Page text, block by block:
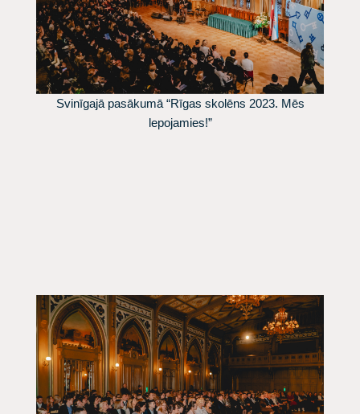
Svinīgajā pasākumā “Rīgas skolēns 2023. Mēs
lepojamies!”